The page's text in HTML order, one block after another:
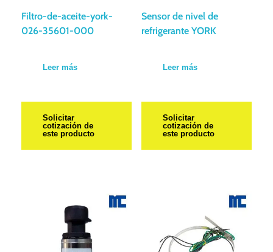
Filtro-de-aceite-york-
026-35601-000
Leer más
Solicitar
cotización de
este producto
Sensor de nivel de
refrigerante YORK
Leer más
Solicitar
cotización de
este producto